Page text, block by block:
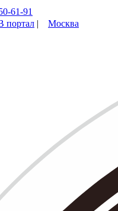
61-91
портал | Москва